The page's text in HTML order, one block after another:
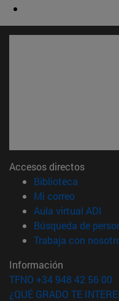
Accesos directos
Biblioteca
Mi correo(abre en
Aula virtual ADI
Búsqueda de
Trabaja con
Información
TFNO +34 948 42 56 00
¿QUÉ GRADO TE